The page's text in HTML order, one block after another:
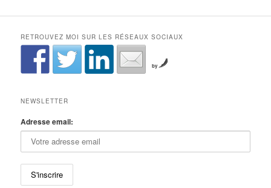
RETROUVEZ MOI SUR LES RÉSEAUX SOCIAUX
by
NEWSLETTER
Adresse email: